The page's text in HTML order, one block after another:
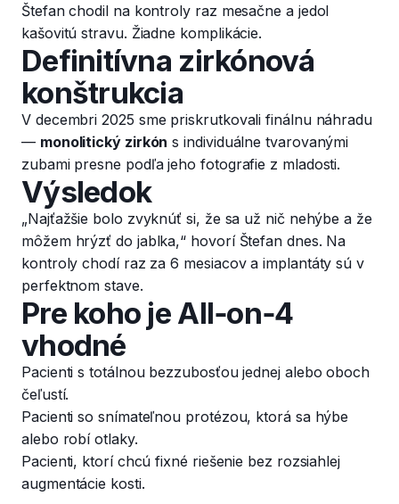
Štefan chodil na kontroly raz mesačne a jedol
kašovitú stravu. Žiadne komplikácie.
Definitívna zirkónová
konštrukcia
V decembri 2025 sme priskrutkovali finálnu náhradu
— monolitický zirkón s individuálne tvarovanými
zubami presne podľa jeho fotografie z mladosti.
Výsledok
„Najťažšie bolo zvyknúť si, že sa už nič nehýbe a že
môžem hrýzť do jablka,“ hovorí Štefan dnes. Na
kontroly chodí raz za 6 mesiacov a implantáty sú v
perfektnom stave.
Pre koho je All‑on‑4
vhodné
Pacienti s totálnou bezzubosťou jednej alebo oboch
čeľustí.
Pacienti so snímateľnou protézou, ktorá sa hýbe
alebo robí otlaky.
Pacienti, ktorí chcú fixné riešenie bez rozsiahlej
augmentácie kosti.